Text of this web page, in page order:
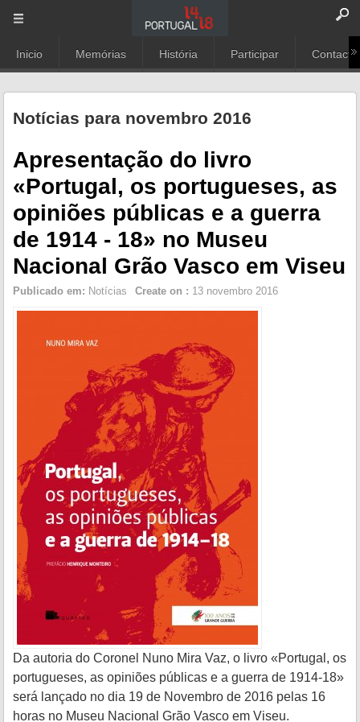
Inicio Memórias História Participar
Notícias para novembro 2016
Apresentação do livro
«Portugal, os portugueses, as
opiniões públicas e a guerra
de 1914 - 18» no Museu
Nacional Grão Vasco em Viseu
Publicado em: Notícias Create on : 13 novembro 2016
Da autoria do Coronel Nuno Mira Vaz, o livro «Portugal, os
portugueses, as opiniões públicas e a guerra de 1914-18»
será lançado no dia 19 de Novembro de 2016 pelas 16
horas no Museu Nacional Grão Vasco em Viseu.